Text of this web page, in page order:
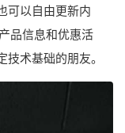
可以自由更新内
品信息和优惠活
术基础的朋友。